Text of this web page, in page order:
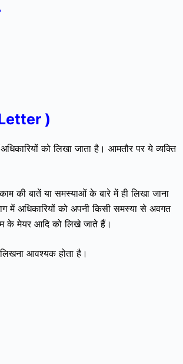
)
को लिखा जाता है। आमतौर पर ये व्यक्ति
की बातें या समस्याओं के बारे में ही लिखा जाना
अधिकारियों को अपनी किसी समस्या से अवगत
के मेयर आदि को लिखे जाते हैं।
आवश्यक होता है।